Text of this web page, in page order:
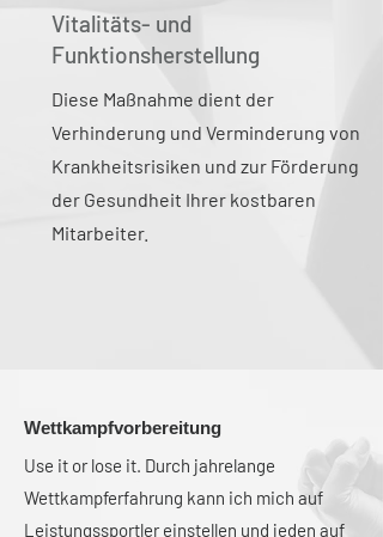
Vitalitäts- und
Funktionsherstellung
Diese Maßnahme dient der
Verhinderung und Verminderung von
Krankheitsrisiken und zur Förderung
der Gesundheit Ihrer kostbaren
Mitarbeiter.
Wettkampfvorbereitung
Use it or lose it. Durch jahrelange
Wettkampferfahrung kann ich mich auf
Leistungssportler einstellen und jeden auf